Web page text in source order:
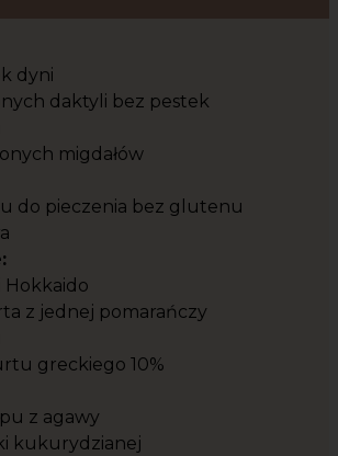
dyni
daktyli bez pestek
migdałów
do pieczenia bez glutenu
z jednej pomarańczy
greckiego 10%
z agawy
kukurydzianej